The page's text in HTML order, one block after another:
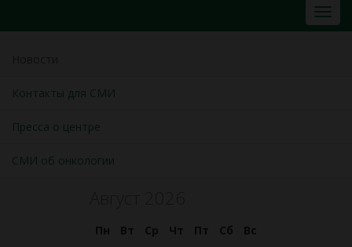
Контакты для СМИ
Пресса о центре
СМИ об онкологии
Пн Вт Ср Чт Пт Сб
Вс